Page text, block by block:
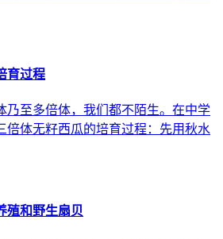
育过程
乃至多倍体，我们都不陌生。在中学
倍体无籽西瓜的培育过程：先用秋水
殖和野生扇贝